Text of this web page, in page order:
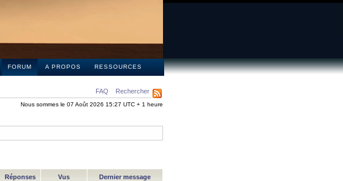
FORUM A PROPOS RESSOURCES
FAQ Rechercher
Nous sommes le 07 Août 2026 15:27 UTC + 1 heure
Réponses Vus Dernier message